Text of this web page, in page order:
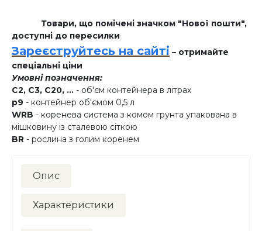
Товари, що помічені значком "Нової пошти",
доступні до пересилки
Зареєструйтесь на сайті – отримайте
спеціальні ціни
Умовні позначення:
C2, C3, C20, ... - об'єм контейнера в літрах
p9 - контейнер об'ємом 0,5 л
WRB - коренева система з комом грунта упакована в
мішковину із сталевою сіткою
BR - рослина з голим коренем
Опис
Характеристики